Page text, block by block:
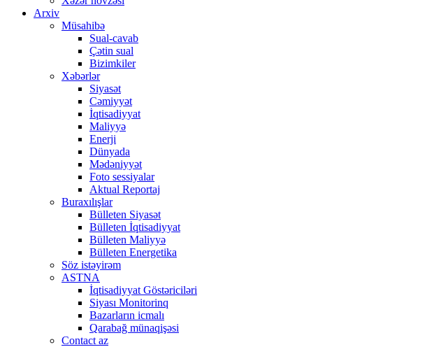
Arxiv
Müsahibə
Sual-cavab
Çətin sual
Bizimkiler
Xəbərlər
Siyasət
Cəmiyyət
İqtisadiyyat
Maliyyə
Enerji
Dünyada
Mədəniyyət
Foto sessiyalar
Aktual Reportaj
Buraxılışlar
Bülleten Siyasət
Bülleten İqtisadiyyat
Bülleten Maliyyə
Bülleten Energetika
Söz istəyirəm
ASTNA
İqtisadiyyat Göstəriciləri
Siyası Monitorinq
Bazarların icmalı
Qarabağ münaqişəsi
Contact az